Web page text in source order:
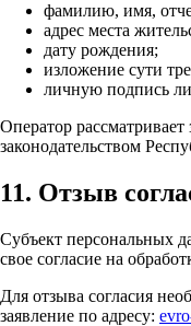
фамилию, имя,
адрес места
дату рождения;
изложение сути
личную подпись
Оператор
законодательством
11. Отзыв
Субъект персональных
свое согласие на
Для отзыва согласия
заявление по адресу: